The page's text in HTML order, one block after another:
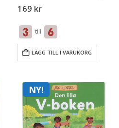
QR-koder till sångerna på
lyssna på dem….
169 kr
till
LÄGG TILL I VARUKORG
NY!